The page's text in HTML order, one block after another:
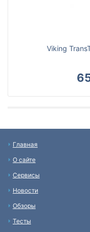
Viking
Главная
О сайте
Сервисы
Новости
Обзоры
Тесты